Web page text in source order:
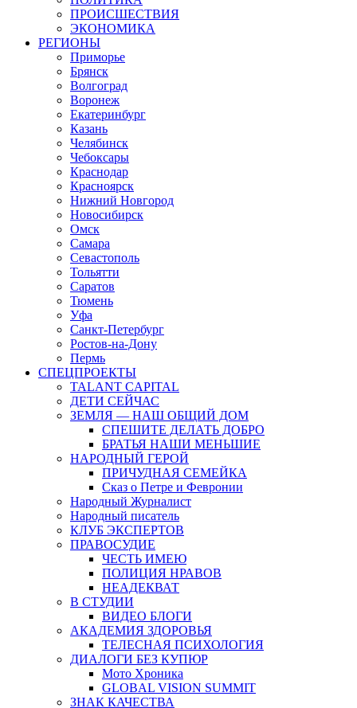
ПРОИСШЕСТВИЯ
ЭКОНОМИКА
РЕГИОНЫ
Приморье
Брянск
Волгоград
Воронеж
Екатеринбург
Казань
Челябинск
Чебоксары
Краснодар
Красноярск
Нижний Новгород
Новосибирск
Омск
Самара
Севастополь
Тольятти
Саратов
Тюмень
Уфа
Санкт-Петербург
Ростов-на-Дону
Пермь
СПЕЦПРОЕКТЫ
TALANT CAPITAL
ДЕТИ СЕЙЧАС
ЗЕМЛЯ — НАШ ОБЩИЙ ДОМ
СПЕШИТЕ ДЕЛАТЬ ДОБРО
БРАТЬЯ НАШИ МЕНЬШИЕ
НАРОДНЫЙ ГЕРОЙ
ПРИЧУДНАЯ СЕМЕЙКА
Сказ о Петре и Февронии
Народный Журналист
Народный писатель
КЛУБ ЭКСПЕРТОВ
ПРАВОСУДИЕ
ЧЕСТЬ ИМЕЮ
ПОЛИЦИЯ НРАВОВ
НЕАДЕКВАТ
В СТУДИИ
ВИДЕО БЛОГИ
АКАДЕМИЯ ЗДОРОВЬЯ
ТЕЛЕСНАЯ ПСИХОЛОГИЯ
ДИАЛОГИ БЕЗ КУПЮР
Мото Хроника
GLOBAL VISION SUMMIT
ЗНАК КАЧЕСТВА